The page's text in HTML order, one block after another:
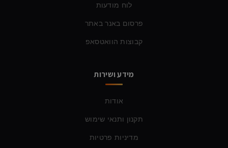
לוח מודעות
פרסום באנר באתר
קבוצות הוואטסאפ
מידע ושירות
אודות
תקנון ותנאי שימוש
מדיניות פרטיות